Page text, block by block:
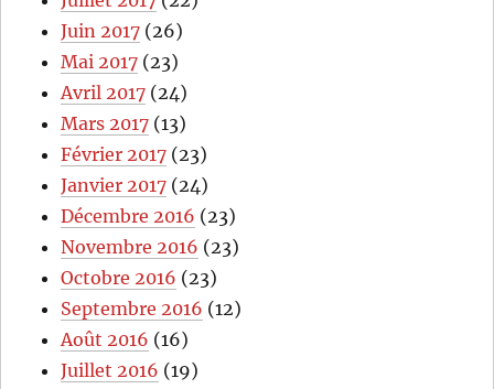
Juin 2017 (26)
Mai 2017 (23)
Avril 2017 (24)
Mars 2017 (13)
Février 2017 (23)
Janvier 2017 (24)
Décembre 2016 (23)
Novembre 2016 (23)
Octobre 2016 (23)
Septembre 2016 (12)
Août 2016 (16)
Juillet 2016 (19)